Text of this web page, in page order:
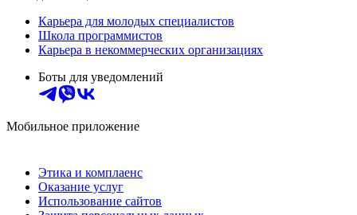
Карьера для молодых специалистов
Школа программистов
Карьера в некоммерческих организациях
Боты для уведомлений
Мобильное приложение
Этика и комплаенс
Оказание услуг
Использование сайтов